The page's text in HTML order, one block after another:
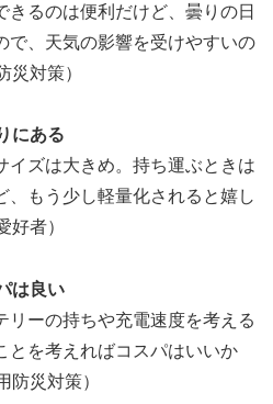
きるのは便利だけど、曇りの日
で、天気の影響を受けやすいの
災対策）
にある
イズは大きめ。持ち運ぶときは
、もう少し軽量化されると嬉し
好者）
は良い
リーの持ちや充電速度を考える
とを考えればコスパはいいか
防災対策）